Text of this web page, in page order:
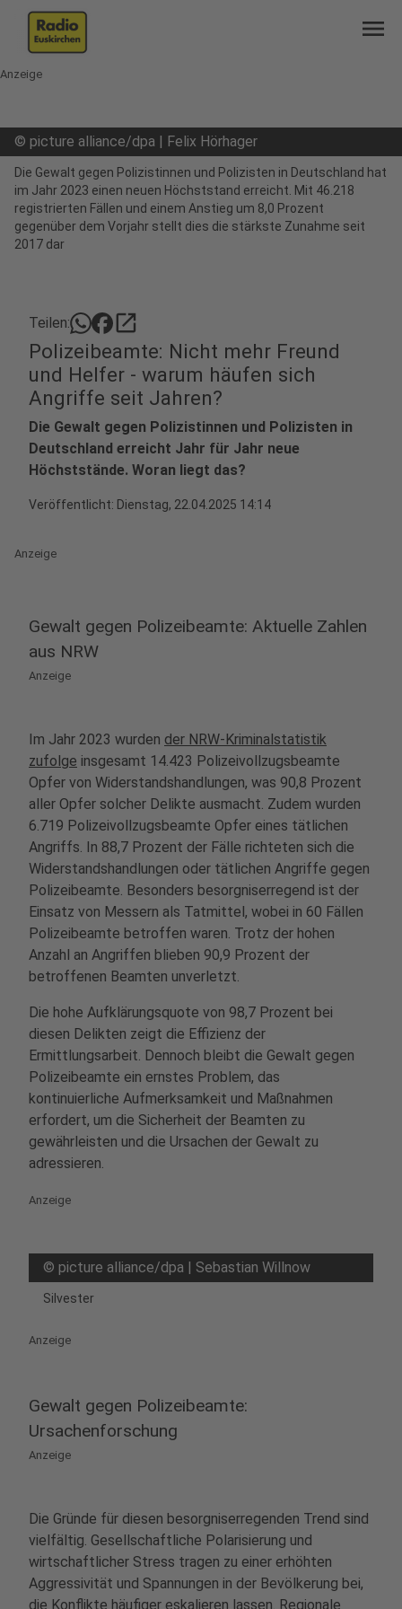
menu
Anzeige
© picture alliance/dpa | Felix Hörhager
Die Gewalt gegen Polizistinnen und Polizisten in Deutschland hat
im Jahr 2023 einen neuen Höchststand erreicht. Mit 46.218
registrierten Fällen und einem Anstieg um 8,0 Prozent
gegenüber dem Vorjahr stellt dies die stärkste Zunahme seit
2017 dar
Teilen: open_in_new
Polizeibeamte: Nicht mehr Freund
und Helfer - warum häufen sich
Angriffe seit Jahren?
Die Gewalt gegen Polizistinnen und Polizisten in
Deutschland erreicht Jahr für Jahr neue
Höchststände. Woran liegt das?
Veröffentlicht: Dienstag, 22.04.2025 14:14
Anzeige
Gewalt gegen Polizeibeamte: Aktuelle Zahlen
aus NRW
Anzeige
Im Jahr 2023 wurden der NRW-Kriminalstatistik
zufolge insgesamt 14.423 Polizeivollzugsbeamte
Opfer von Widerstandshandlungen, was 90,8 Prozent
aller Opfer solcher Delikte ausmacht. Zudem wurden
6.719 Polizeivollzugsbeamte Opfer eines tätlichen
Angriffs. In 88,7 Prozent der Fälle richteten sich die
Widerstandshandlungen oder tätlichen Angriffe gegen
Polizeibeamte. Besonders besorgniserregend ist der
Einsatz von Messern als Tatmittel, wobei in 60 Fällen
Polizeibeamte betroffen waren. Trotz der hohen
Anzahl an Angriffen blieben 90,9 Prozent der
betroffenen Beamten unverletzt.
Die hohe Aufklärungsquote von 98,7 Prozent bei
diesen Delikten zeigt die Effizienz der
Ermittlungsarbeit. Dennoch bleibt die Gewalt gegen
Polizeibeamte ein ernstes Problem, das
kontinuierliche Aufmerksamkeit und Maßnahmen
erfordert, um die Sicherheit der Beamten zu
gewährleisten und die Ursachen der Gewalt zu
adressieren.
Anzeige
© picture alliance/dpa | Sebastian Willnow
Silvester
Anzeige
Gewalt gegen Polizeibeamte:
Ursachenforschung
Anzeige
Die Gründe für diesen besorgniserregenden Trend sind
vielfältig. Gesellschaftliche Polarisierung und
wirtschaftlicher Stress tragen zu einer erhöhten
Aggressivität und Spannungen in der Bevölkerung bei,
die Konflikte häufiger eskalieren lassen. Regionale